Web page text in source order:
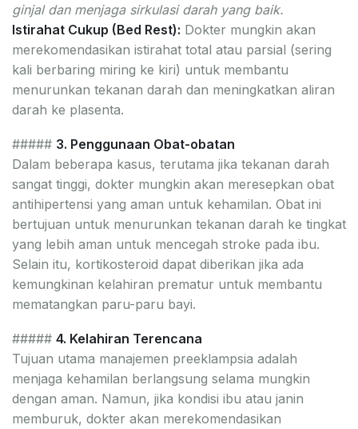
ginjal dan menjaga sirkulasi darah yang baik.
Istirahat Cukup (Bed Rest): Dokter mungkin akan
merekomendasikan istirahat total atau parsial (sering
kali berbaring miring ke kiri) untuk membantu
menurunkan tekanan darah dan meningkatkan aliran
darah ke plasenta.
##### 3. Penggunaan Obat-obatan
Dalam beberapa kasus, terutama jika tekanan darah
sangat tinggi, dokter mungkin akan meresepkan obat
antihipertensi yang aman untuk kehamilan. Obat ini
bertujuan untuk menurunkan tekanan darah ke tingkat
yang lebih aman untuk mencegah stroke pada ibu.
Selain itu, kortikosteroid dapat diberikan jika ada
kemungkinan kelahiran prematur untuk membantu
mematangkan paru-paru bayi.
##### 4. Kelahiran Terencana
Tujuan utama manajemen preeklampsia adalah
menjaga kehamilan berlangsung selama mungkin
dengan aman. Namun, jika kondisi ibu atau janin
memburuk, dokter akan merekomendasikan